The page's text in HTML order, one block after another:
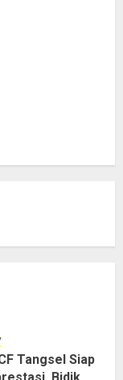
Tangsel Siap